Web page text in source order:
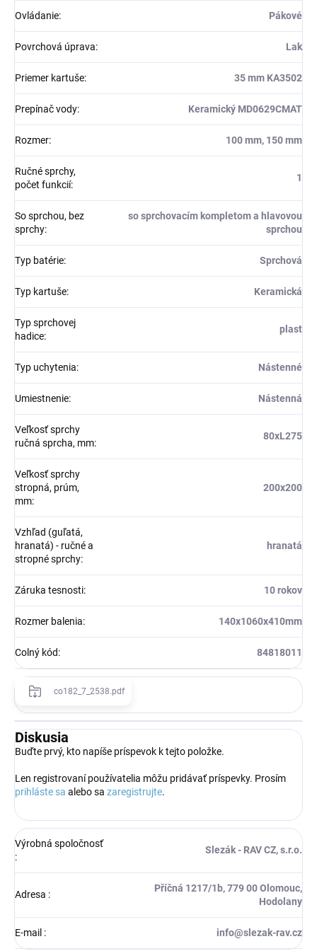
Ovládanie: Pákové
Povrchová úprava: Lak
Priemer kartuše: 35 mm KA3502
Prepínač vody: Keramický MD0629CMAT
Rozmer: 100 mm, 150 mm
Ručné sprchy,
počet funkcií:
1
So sprchou, bez
sprchy:
so sprchovacím kompletom a hlavovou
sprchou
Typ batérie: Sprchová
Typ kartuše: Keramická
Typ sprchovej
hadice:
plast
Typ uchytenia: Nástenné
Umiestnenie: Nástenná
Veľkosť sprchy
ručná sprcha, mm:
80xL275
Veľkosť sprchy
stropná, prúm,
mm:
200x200
Vzhľad (guľatá,
hranatá) - ručné a
stropné sprchy:
hranatá
Záruka tesnosti: 10 rokov
Rozmer balenia: 140x1060x410mm
Colný kód: 84818011
co182_7_2538.pdf
Diskusia
Buďte prvý, kto napíše príspevok k tejto položke.
Len registrovaní používatelia môžu pridávať príspevky. Prosím
prihláste sa alebo sa zaregistrujte.
Výrobná spoločnosť
:
Slezák - RAV CZ, s.r.o.
Adresa :
Příčná 1217/1b, 779 00 Olomouc,
Hodolany
E-mail : info@slezak-rav.cz